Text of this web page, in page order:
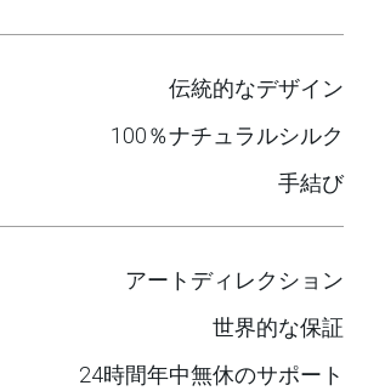
伝統的なデザイン
100％ナチュラルシルク
手結び
アートディレクション
世界的な保証
24時間年中無休のサポート